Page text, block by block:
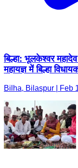
बिल्हा: भूलकेश्वर
महायज्ञ में बिल्हा
Bilha, Bilaspur | Feb